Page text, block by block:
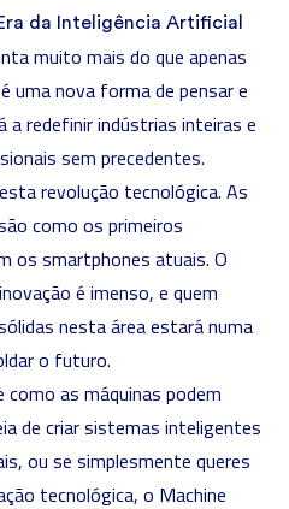
da Inteligência Artificial
muito mais do que apenas
uma nova forma de pensar e
a redefinir indústrias inteiras e
sem precedentes.
revolução tecnológica. As
como os primeiros
os smartphones atuais. O
é imenso, e quem
nesta área estará numa
o futuro.
as máquinas podem
de criar sistemas inteligentes
ou se simplesmente queres
tecnológica, o Machine